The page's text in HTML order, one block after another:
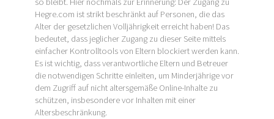
Hegre.com ist strikt beschränkt auf Personen, die das
Alter der gesetzlichen Volljährigkeit erreicht haben! Das
bedeutet, dass jeglicher Zugang zu dieser Seite mittels
einfacher Kontrolltools von Eltern blockiert werden kann.
Es ist wichtig, dass verantwortliche Eltern und Betreuer
die notwendigen Schritte einleiten, um Minderjährige vor
dem Zugriff auf nicht altersgemäße Online-Inhalte zu
schützen, insbesondere vor Inhalten mit einer
Altersbeschränkung.